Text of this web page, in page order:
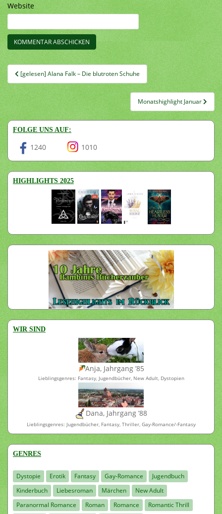
Website
Beitragsnavigation
[gelesen] Alana Falk – Die blutroten Schuhe
Monatshighlight Januar
FOLGE UNS AUF:
1240 1010
HIGHLIGHTS 2025
WIR SIND
Anja, Jahrgang ’85
Lieblingsgenres: Fantasy, Jugendbücher, New Adult, Dystopien
Dana, Jahrgang ’88
Lieblingsgenres: Jugendbücher, Fantasy, Thriller, Gay-Romance/-Fantasy
GENRES
Dystopie Erotik Fantasy Gay-Romance
Jugendbuch
Kinderbuch
Liebesroman Märchen
New Adult
Paranormal Romance
Roman Romance
Romantic Thrill